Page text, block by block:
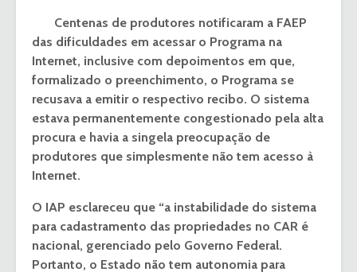
Centenas de produtores notificaram a FAEP
das dificuldades em acessar o Programa na
Internet, inclusive com depoimentos em que,
formalizado o preenchimento, o Programa se
recusava a emitir o respectivo recibo. O sistema
estava permanentemente congestionado pela alta
procura e havia a singela preocupação de
produtores que simplesmente não tem acesso à
Internet.
O IAP esclareceu que “a instabilidade do sistema
para cadastramento das propriedades no CAR é
nacional, gerenciado pelo Governo Federal.
Portanto, o Estado não tem autonomia para